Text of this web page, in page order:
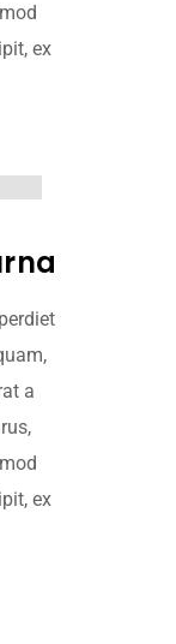
ex
a
ex